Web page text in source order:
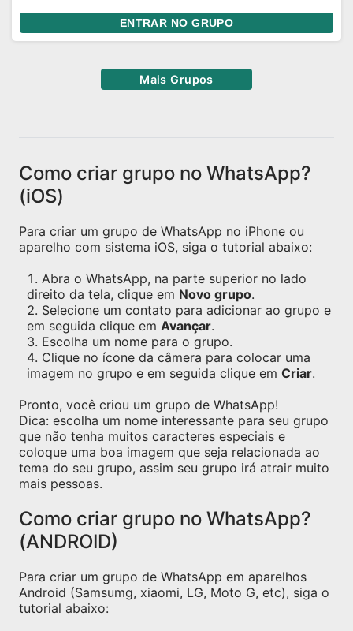
ENTRAR NO GRUPO
Mais Grupos
Como criar grupo no WhatsApp?
(iOS)
Para criar um grupo de WhatsApp no iPhone ou
aparelho com sistema iOS, siga o tutorial abaixo:
Abra o WhatsApp, na parte superior no lado
direito da tela, clique em Novo grupo.
Selecione um contato para adicionar ao grupo e
em seguida clique em Avançar.
Escolha um nome para o grupo.
Clique no ícone da câmera para colocar uma
imagem no grupo e em seguida clique em Criar.
Pronto, você criou um grupo de WhatsApp!
Dica: escolha um nome interessante para seu grupo
que não tenha muitos caracteres especiais e
coloque uma boa imagem que seja relacionada ao
tema do seu grupo, assim seu grupo irá atrair muito
mais pessoas.
Como criar grupo no WhatsApp?
(ANDROID)
Para criar um grupo de WhatsApp em aparelhos
Android (Samsumg, xiaomi, LG, Moto G, etc), siga o
tutorial abaixo: